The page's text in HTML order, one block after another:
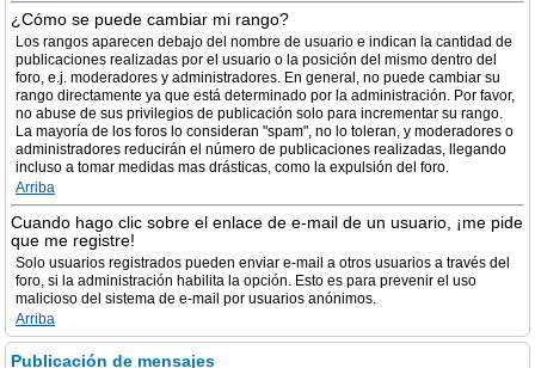
¿Cómo se puede cambiar mi rango?
Los rangos aparecen debajo del nombre de usuario e indican la cantidad de
publicaciones realizadas por el usuario o la posición del mismo dentro del
foro, e.j. moderadores y administradores. En general, no puede cambiar su
rango directamente ya que está determinado por la administración. Por favor,
no abuse de sus privilegios de publicación solo para incrementar su rango.
La mayoría de los foros lo consideran "spam", no lo toleran, y moderadores o
administradores reducirán el número de publicaciones realizadas, llegando
incluso a tomar medidas mas drásticas, como la expulsión del foro.
Arriba
Cuando hago clic sobre el enlace de e-mail de un usuario, ¡me pide
que me registre!
Solo usuarios registrados pueden enviar e-mail a otros usuarios a través del
foro, si la administración habilita la opción. Esto es para prevenir el uso
malicioso del sistema de e-mail por usuarios anónimos.
Arriba
Publicación de mensajes